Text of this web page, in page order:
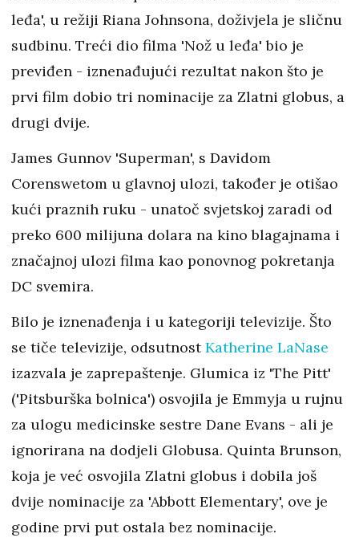
leđa', u režiji Riana Johnsona, doživjela je sličnu
sudbinu. Treći dio filma 'Nož u leđa' bio je
previđen - iznenađujući rezultat nakon što je
prvi film dobio tri nominacije za Zlatni globus, a
drugi dvije.
James Gunnov 'Superman', s Davidom
Corenswetom u glavnoj ulozi, također je otišao
kući praznih ruku - unatoč svjetskoj zaradi od
preko 600 milijuna dolara na kino blagajnama i
značajnoj ulozi filma kao ponovnog pokretanja
DC svemira.
Bilo je iznenađenja i u kategoriji televizije. Što
se tiče televizije, odsutnostKatherine LaNase
izazvala je zaprepaštenje. Glumica iz 'The Pitt'
('Pitsburška bolnica') osvojila je Emmyja u rujnu
za ulogu medicinske sestre Dane Evans - ali je
ignorirana na dodjeli Globusa. Quinta Brunson,
koja je već osvojila Zlatni globus i dobila još
dvije nominacije za 'Abbott Elementary', ove je
godine prvi put ostala bez nominacije.